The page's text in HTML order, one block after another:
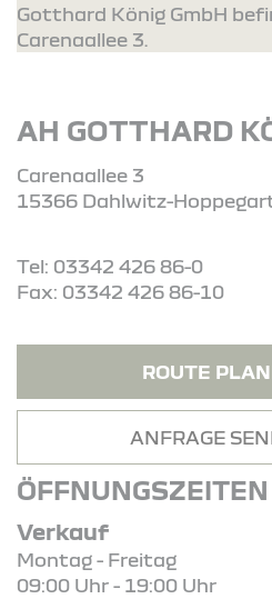
Gotthard König GmbH
Carenaallee 3.
AH GOTTHARD
Carenaallee 3
15366 Dahlwitz-
Tel: 03342 426 86-0
Fax: 03342 426 86-10
ROUTE
ANFRAGE
ÖFFNUNGSZEITEN
Verkauf
Montag - Freitag
09:00 Uhr - 19:00 Uhr